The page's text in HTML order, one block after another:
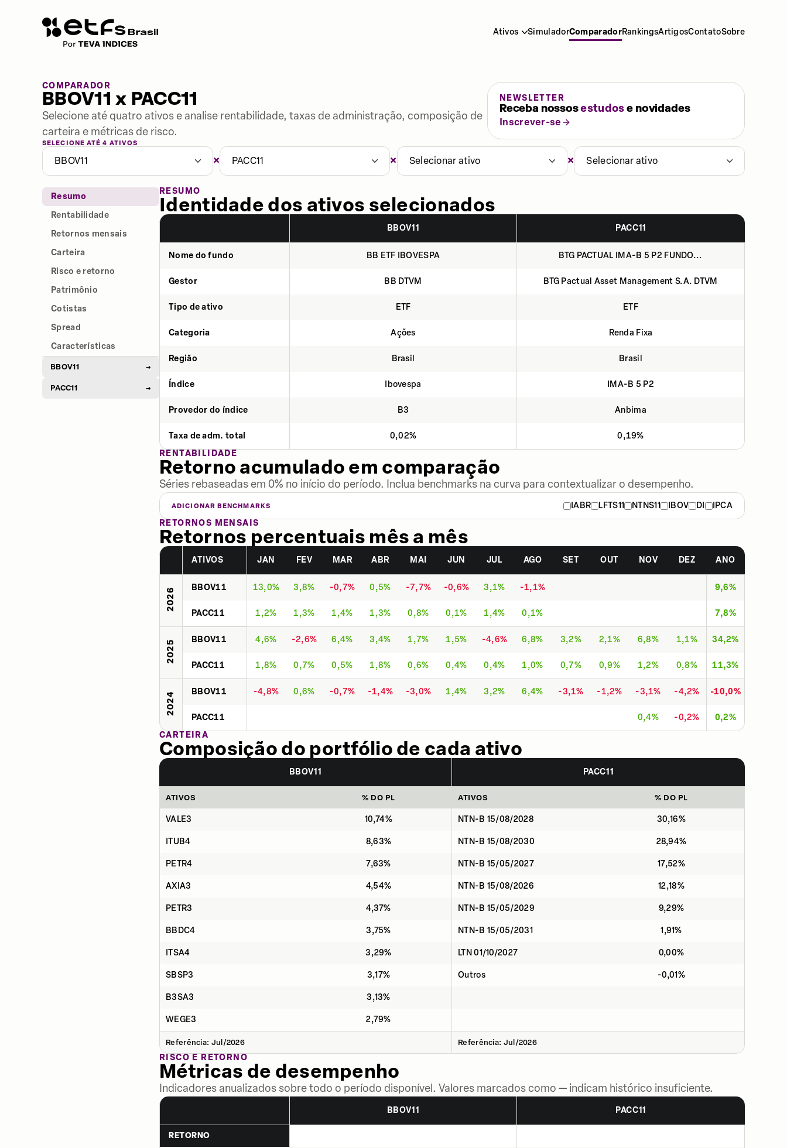
Ativos SimuladorComparadorRankingsArtigosContatoSobre
COMPARADOR
BBOV11 x PACC11
Selecione até quatro ativos e analise rentabilidade, taxas de administração, composição de
carteira e métricas de risco.
NEWSLETTER
Receba nossosestudose novidades
Inscrever-se
SELECIONE ATÉ 4 ATIVOS
BBOV11 × PACC11 × Selecionar ativo × Selecionar ativo
Resumo
Rentabilidade
Retornos mensais
Carteira
Risco e retorno
Patrimônio
Cotistas
Spread
Características
BBOV11 →
PACC11 →
RESUMO
Identidade dos ativos selecionados
BBOV11 PACC11
Nome do fundo BB ETF IBOVESPA BTG PACTUAL IMA-B 5 P2 FUNDO...
Gestor BB DTVM BTG Pactual Asset Management S.A. DTVM
Tipo de ativo ETF ETF
Categoria Ações Renda Fixa
Região Brasil Brasil
Índice Ibovespa IMA-B 5 P2
Provedor do índice B3 Anbima
Taxa de adm. total 0,02%
0,19%
RENTABILIDADE
Retorno acumulado em comparação
Séries rebaseadas em 0% no início do período. Inclua benchmarks na curva para contextualizar o desempenho.
ADICIONAR BENCHMARKS IABR LFTS11 NTNS11 IBOV DI
IPCA
RETORNOS MENSAIS
Retornos percentuais mês a mês
ATIVOS JAN FEV MAR ABR MAI JUN JUL AGO SET OUT NOV DEZ ANO
2026 BBOV11 13,0% 3,8% -0,7% 0,5% -7,7% -0,6% 3,1% -1,1% 9,6%
PACC11 1,2% 1,3% 1,4% 1,3% 0,8% 0,1% 1,4% 0,1% 7,8%
2025 BBOV11 4,6% -2,6% 6,4% 3,4% 1,7% 1,5% -4,6% 6,8% 3,2% 2,1% 6,8% 1,1% 34,2%
PACC11 1,8% 0,7% 0,5% 1,8% 0,6% 0,4% 0,4% 1,0% 0,7% 0,9% 1,2% 0,8% 11,3%
2024 BBOV11 -4,8% 0,6% -0,7% -1,4% -3,0% 1,4% 3,2% 6,4% -3,1% -1,2% -3,1% -4,2% -10,0%
PACC11 0,4% -0,2%
0,2%
CARTEIRA
Composição do portfólio de cada ativo
BBOV11 PACC11
ATIVOS % DO PL ATIVOS % DO PL
VALE3 10,74% NTN-B 15/08/2028 30,16%
ITUB4 8,63% NTN-B 15/08/2030 28,94%
PETR4 7,63% NTN-B 15/05/2027 17,52%
AXIA3 4,54% NTN-B 15/08/2026 12,18%
PETR3 4,37% NTN-B 15/05/2029 9,29%
BBDC4 3,75% NTN-B 15/05/2031 1,91%
ITSA4 3,29% LTN 01/10/2027 0,00%
SBSP3 3,17% Outros -0,01%
B3SA3 3,13%
WEGE3 2,79%
Referência: Jul/2026 Referência: Jul/2026
RISCO E RETORNO
Métricas de desempenho
Indicadores anualizados sobre todo o período disponível. Valores marcados como — indicam histórico insuficiente.
BBOV11 PACC11
RETORNO